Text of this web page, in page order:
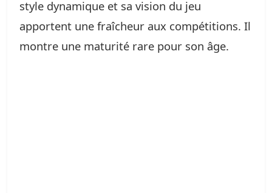
style dynamique et sa vision du jeu
apportent une fraîcheur aux compétitions. Il
montre une maturité rare pour son âge.